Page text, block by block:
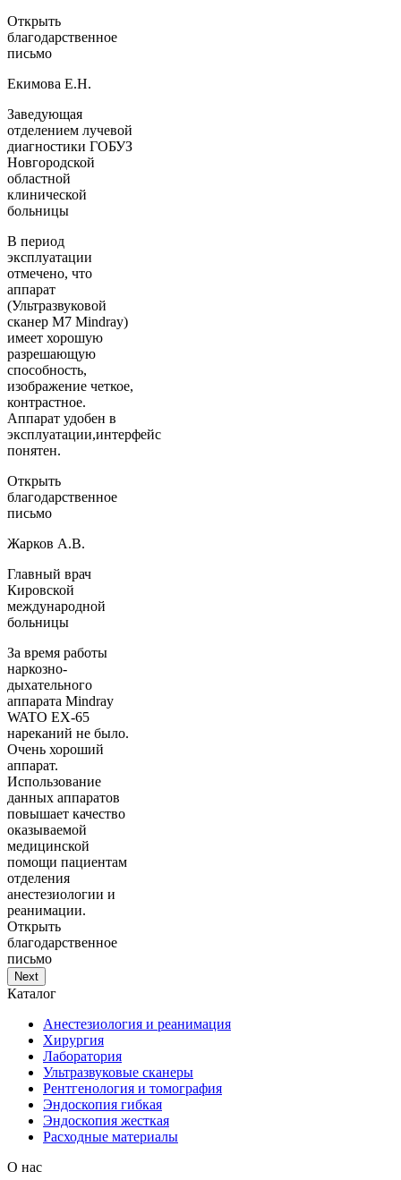
Открыть
благодарственное
письмо
Екимова Е.Н.
Заведующая
отделением лучевой
диагностики ГОБУЗ
Новгородской
областной
клинической
больницы
В период
эксплуатации
отмечено, что
аппарат
(Ультразвуковой
сканер М7 Mindray)
имеет хорошую
разрешающую
способность,
изображение четкое,
контрастное.
Аппарат удобен в
эксплуатации,интерфейс
понятен.
Открыть
благодарственное
письмо
Жарков А.В.
Главный врач
Кировской
международной
больницы
За время работы
наркозно-
дыхательного
аппарата Mindray
WATO EX-65
нареканий не было.
Очень хороший
аппарат.
Использование
данных аппаратов
повышает качество
оказываемой
медицинской
помощи пациентам
отделения
анестезиологии и
реанимации.
Открыть
благодарственное
письмо
Next
Каталог
Анестезиология и реанимация
Хирургия
Лаборатория
Ультразвуковые сканеры
Рентгенология и томография
Эндоскопия гибкая
Эндоскопия жесткая
Расходные материалы
О нас